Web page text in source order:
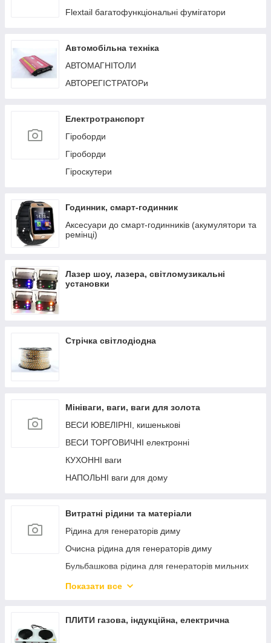
Flextail багатофункціональні фумігатори
Автомобільна техніка
АВТОМАГНІТОЛИ
АВТОРЕГІСТРАТОРи
Електротранспорт
Гіроборди
Гіроборди
Гіроскутери
Годинник, смарт-годинник
Аксесуари до смарт-годинників (акумулятори та
ремінці)
Лазер шоу, лазера, світломузикальні
установки
Стрічка світлодіодна
Мініваги, ваги, ваги для золота
ВЕСИ ЮВЕЛІРНІ, кишенькові
ВЕСИ ТОРГОВИЧНІ електронні
КУХОННІ ваги
НАПОЛЬНІ ваги для дому
Витратні рідини та матеріали
Рідина для генераторів диму
Очисна рідина для генераторів диму
Бульбашкова рідина для генераторів мильних
Показати все
ПЛИТИ газова, індукційна, електрична